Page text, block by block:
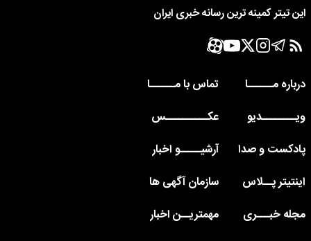
این تیتر کمینه ترین رسانه خبری ایران
درباره مــــــا
تماس با مــــــا
ویــــــــدیو
عکــــــــــس
پادکست و صدا
آرشیـــــو اخبار
اینتیتر پــلاس
سازمان آگهی ها
مجله خبـــری
مهمتریــن اخبار